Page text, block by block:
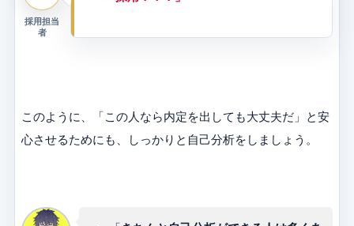
採用担当
者
このように、「この人なら内定を出しても大丈夫だ」と安
心させるためにも、しっかりと自己分析をしましょう。